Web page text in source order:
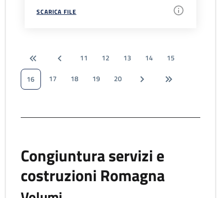
SCARICA FILE
11 12 13 14
15
16
17 18 19 20
Congiuntura servizi e
costruzioni Romagna